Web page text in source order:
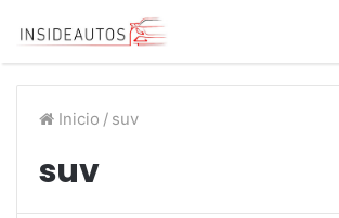
Inicio / suv
suv